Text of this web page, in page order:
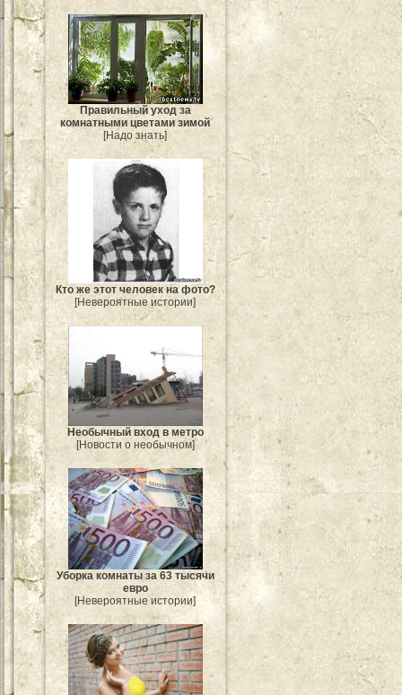
Правильный уход за
комнатными цветами зимой
[Надо знать]
Кто же этот человек на фото?
[Невероятные истории]
Необычный вход в метро
[Новости о необычном]
Уборка комнаты за 63 тысячи
евро
[Невероятные истории]